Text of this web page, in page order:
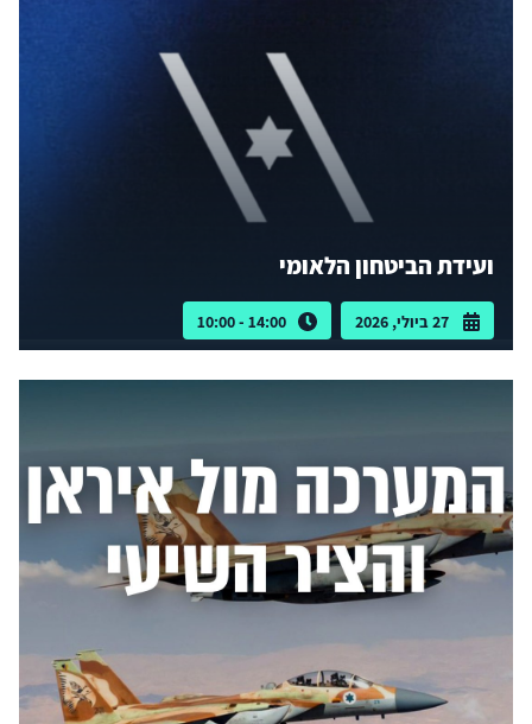
ועידת הביטחון הלאומי
27 ביולי, 2026 14:00 - 10:00